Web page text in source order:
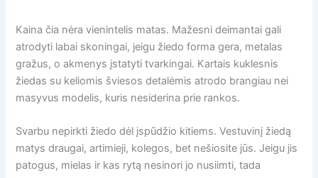
Kaina čia nėra vienintelis matas. Mažesni deimantai gali
atrodyti labai skoningai, jeigu žiedo forma gera, metalas
gražus, o akmenys įstatyti tvarkingai. Kartais kuklesnis
žiedas su keliomis šviesos detalėmis atrodo brangiau nei
masyvus modelis, kuris nesiderina prie rankos.
Svarbu nepirkti žiedo dėl įspūdžio kitiems. Vestuvinį žiedą
matys draugai, artimieji, kolegos, bet nešiosite jūs. Jeigu jis
patogus, mielas ir kas rytą nesinori jo nusiimti, tada